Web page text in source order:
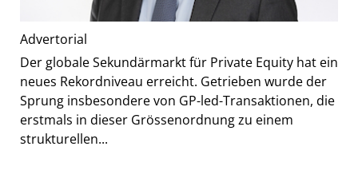
Advertorial
Der globale Sekundärmarkt für Private Equity hat ein
neues Rekordniveau erreicht. Getrieben wurde der
Sprung insbesondere von GP-led-Transaktionen, die
erstmals in dieser Grössenordnung zu einem
strukturellen...